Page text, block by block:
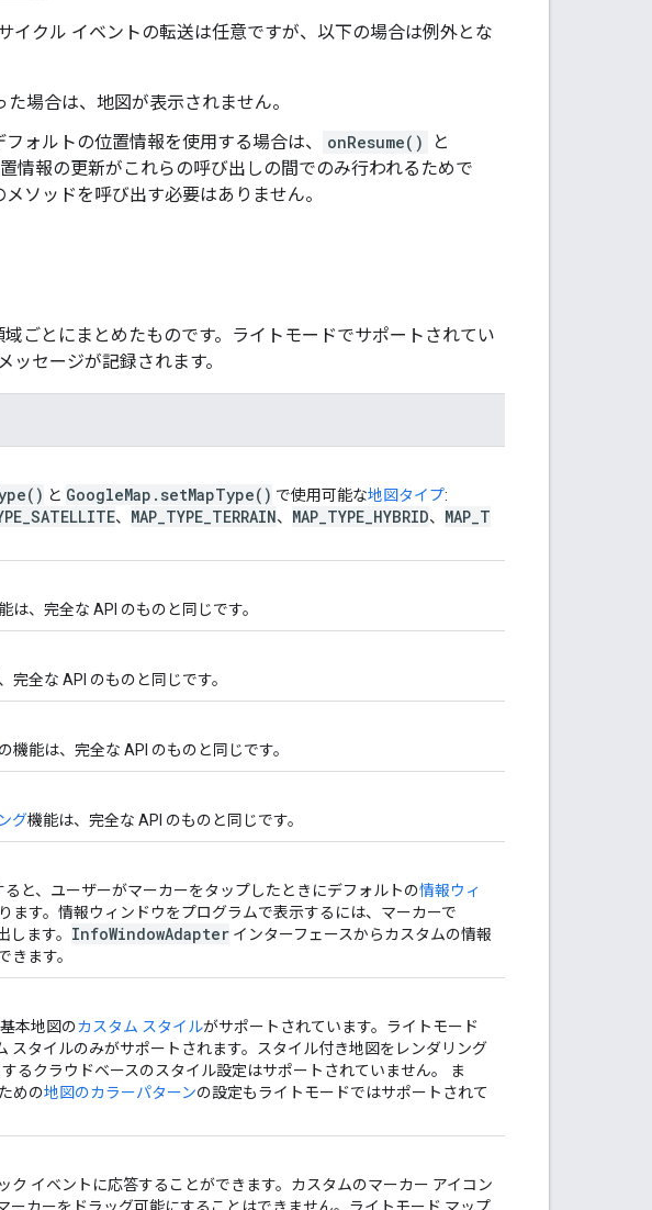
イクル イベントの転送は任意ですが、以下の場合は例外とな
場合は、地図が表示されません。
ォルトの位置情報を使用する場合は、
onResume()
と
情報の更新がこれらの呼び出しの間でのみ行われるためで
ソッドを呼び出す必要はありません。
ごとにまとめたものです。ライトモードでサポートされてい
ッセージが記録されます。
と GoogleMap.setMapType() で使用可能な地図タイプ:
、 MAP_TYPE_TERRAIN、 MAP_TYPE_HYBRID、 MAP_T
は、完全な API のものと同じです。
完全な API のものと同じです。
の機能は、完全な API のものと同じです。
グ機能は、完全な API のものと同じです。
ると、ユーザーがマーカーをタップしたときにデフォルトの情報ウィ
ます。情報ウィンドウをプログラムで表示するには、マーカーで
します。 InfoWindowAdapter インターフェースからカスタムの情報
きます。
本地図のカスタム スタイルがサポートされています。ライトモード
スタイルのみがサポートされます。スタイル付き地図をレンダリング
るクラウドベースのスタイル設定はサポートされていません。 ま
めの地図のカラーパターンの設定もライトモードではサポートされて
ク イベントに応答することができます。カスタムのマーカー アイコン